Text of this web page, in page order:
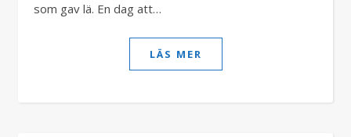
som gav lä. En dag att…
LÄS MER